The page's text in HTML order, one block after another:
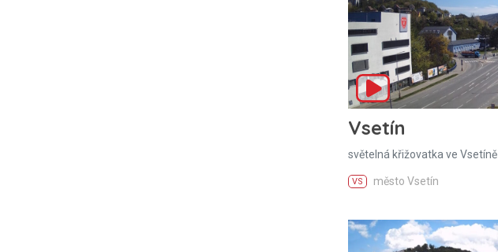
Vsetín
světelná křižovatka ve Vsetíně
VS město Vsetín